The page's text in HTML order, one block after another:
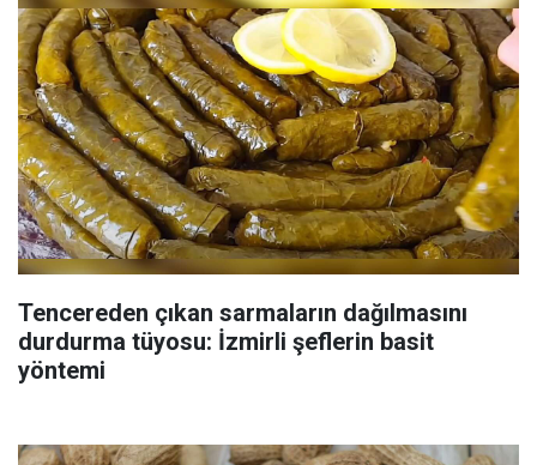
Tencereden çıkan sarmaların dağılmasını
durdurma tüyosu: İzmirli şeflerin basit
yöntemi